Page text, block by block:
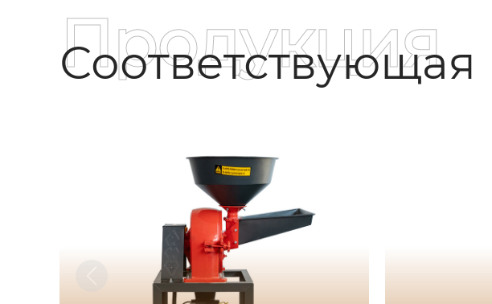
Соответствующая
Продукция